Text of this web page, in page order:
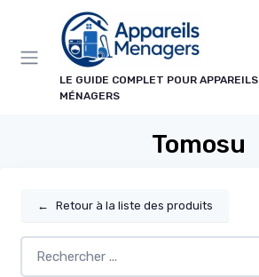
LE GUIDE COMPLET POUR APPAREILS
MÉNAGERS
Tomosu
← Retour à la liste des produits
Panneau de gestion des cookies